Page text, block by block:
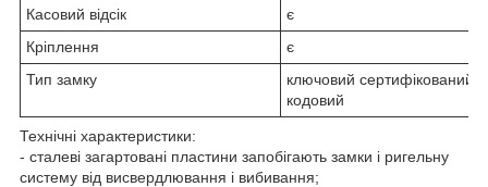
Касовий відсік
є
Кріплення
є
Тип замку
ключовий сертифікований
кодовий
Технічні характеристики:
- сталеві загартовані пластини запобігають замки і ригельну
систему від висвердлювання і вибивання;